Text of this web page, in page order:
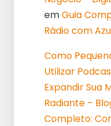
emGuia
Rádio com
Como
Utilizar
Expandir Sua
Radiante –
Completo: